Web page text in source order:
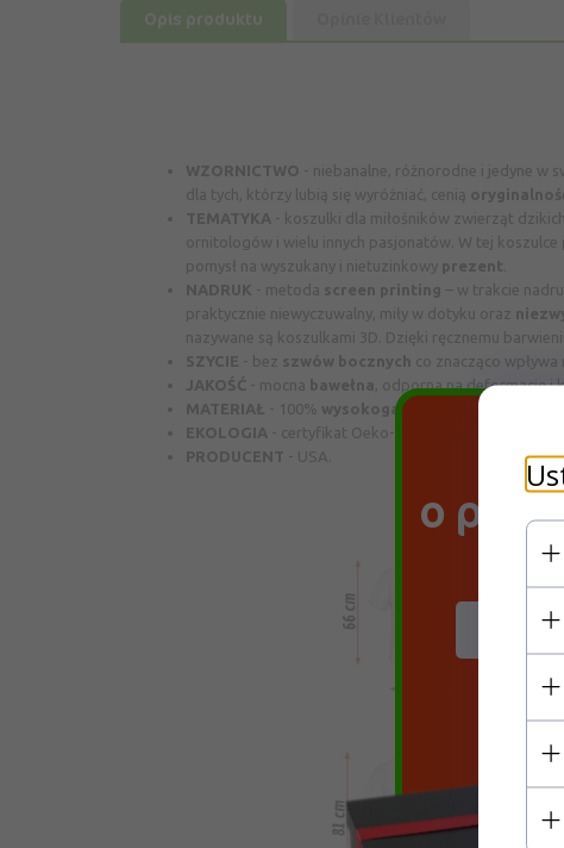
Opis produktu
WZORNICTWO
niebanalne, różnorodne i jedyne w
dla tych, którzy lubią się wyróżniać, cenią
TEMATYKA
koszulki dla miłośników zwierząt
ornitologów i wielu innych pasjonatów. W tej
pomysł na wyszukany i nietuzinkowy prezent
NADRUK
metoda screen printing – w trakcie
praktycznie niewyczuwalny, miły w dotyku oraz
nazywane są koszulkami 3D. Dzięki ręcznemu
SZYCIE
bez szwów bocznych co znacząco wpływa
JAKOŚĆ
mocna bawełna, odporna na deformację i
MATERIAŁ
100% wysokogatunkowej
bawełny
EKOLOGIA
certyfikat Oeko-Tex
PRODUCENT
USA.
o